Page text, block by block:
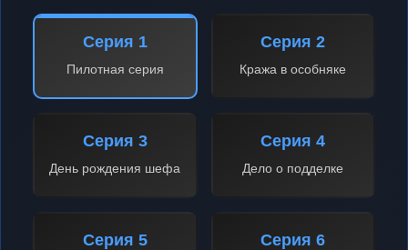
Серия 1
Пилотная серия
Серия 2
Кража в особняке
Серия 3
День рождения шефа
Серия 4
Дело о подделке
Серия 5 Серия 6